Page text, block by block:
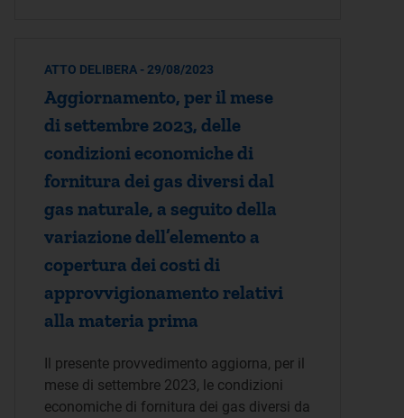
ATTO DELIBERA - 29/08/2023
Aggiornamento, per il mese
di settembre 2023, delle
condizioni economiche di
fornitura dei gas diversi dal
gas naturale, a seguito della
variazione dell’elemento a
copertura dei costi di
approvvigionamento relativi
alla materia prima
Il presente provvedimento aggiorna, per il
mese di settembre 2023, le condizioni
economiche di fornitura dei gas diversi da